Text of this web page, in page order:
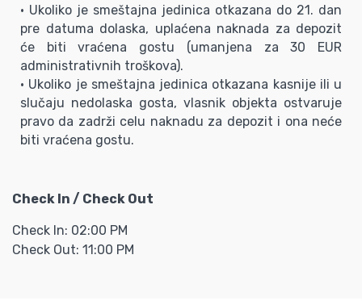
• Ukoliko je smeštajna jedinica otkazana do 21. dan
pre datuma dolaska, uplaćena naknada za depozit
će biti vraćena gostu (umanjena za 30 EUR
administrativnih troškova).
• Ukoliko je smeštajna jedinica otkazana kasnije ili u
slučaju nedolaska gosta, vlasnik objekta ostvaruje
pravo da zadrži celu naknadu za depozit i ona neće
biti vraćena gostu.
Check In / Check Out
Check In: 02:00 PM
Check Out: 11:00 PM